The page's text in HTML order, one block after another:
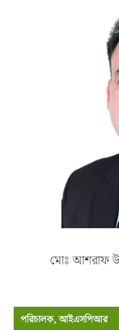
মোঃ আশরাফ
পরিচালক, আইএসপিআর